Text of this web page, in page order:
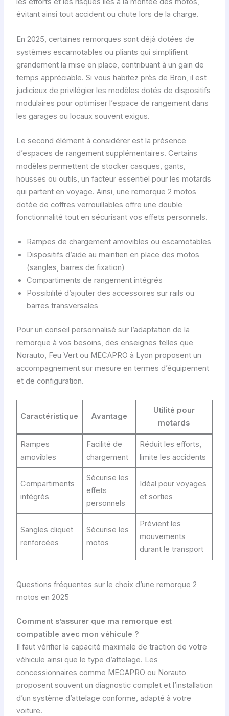
évitant ainsi tout accident ou chute lors de la charge.
En 2025, certaines remorques sont déjà dotées de
systèmes escamotables ou pliants qui simplifient
grandement la mise en place, contribuant à un gain de
temps appréciable. Si vous habitez près de Bron, il est
judicieux de privilégier les modèles dotés de dispositifs
modulaires pour optimiser l’espace de rangement dans
les garages ou locaux souvent exigus.
Le second élément à considérer est la présence
d’espaces de rangement supplémentaires. Certains
modèles permettent de stocker casques, gants,
housses ou outils, un facteur essentiel pour les motards
qui partent en voyage. Ainsi, une remorque 2 motos
dotée de coffres verrouillables offre une double
fonctionnalité tout en sécurisant vos effets personnels.
Rampes de chargement amovibles ou escamotables
Dispositifs d’aide au maintien en place des motos
(sangles, barres de fixation)
Compartiments de rangement intégrés
Possibilité d’ajouter des accessoires sur rails ou
barres transversales
Pour un conseil personnalisé sur l’adaptation de la
remorque à vos besoins, des enseignes telles que
Norauto, Feu Vert ou MECAPRO à Lyon proposent un
accompagnement sur mesure en termes d’équipement
et de configuration.
Caractéristique Avantage
Utilité pour
motards
Rampes
amovibles
Facilité de
chargement
Réduit les efforts,
limite les accidents
Compartiments
intégrés
Sécurise les
effets
personnels
Idéal pour voyages
et sorties
Sangles cliquet
renforcées
Sécurise les
motos
Prévient les
mouvements
durant le transport
Questions fréquentes sur le choix d’une remorque 2
motos en 2025
Comment s’assurer que ma remorque est
compatible avec mon véhicule ?
Il faut vérifier la capacité maximale de traction de votre
véhicule ainsi que le type d’attelage. Les
concessionnaires comme MECAPRO ou Norauto
proposent souvent un diagnostic complet et l’installation
d’un système d’attelage conforme, adapté à votre
voiture.